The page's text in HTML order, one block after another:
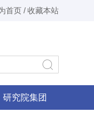
首页 / 收藏本站
研究院集团